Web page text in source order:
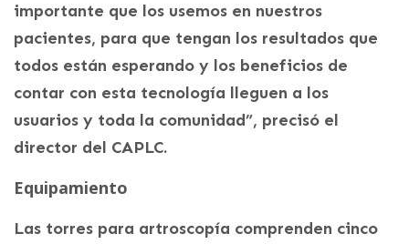
importante que los usemos en nuestros
pacientes, para que tengan los resultados que
todos están esperando y los beneficios de
contar con esta tecnología lleguen a los
usuarios y toda la comunidad”, precisó el
director del CAPLC.
Equipamiento
Las torres para artroscopía comprenden cinco